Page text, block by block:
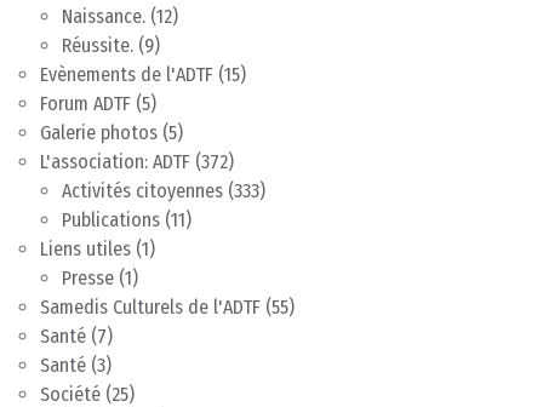
Naissance. (12)
Réussite. (9)
Evènements de l'ADTF (15)
Forum ADTF (5)
Galerie photos (5)
L'association: ADTF (372)
Activités citoyennes (333)
Publications (11)
Liens utiles (1)
Presse (1)
Samedis Culturels de l'ADTF (55)
Santé (7)
Santé (3)
Société (25)